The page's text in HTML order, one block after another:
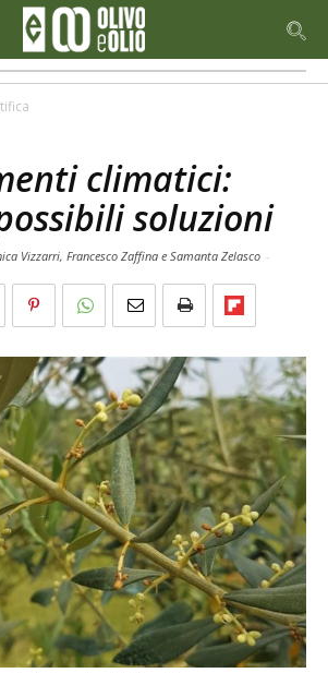
climatici:
soluzioni
Vizzarri, Francesco Zaffina e Samanta Zelasco -